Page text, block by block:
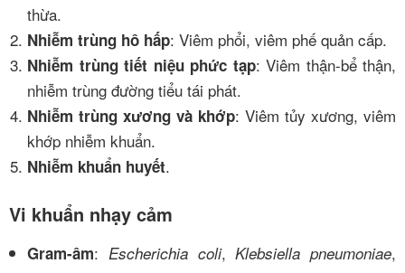
thừa.
Nhiễm trùng hô hấp: Viêm phổi, viêm phế quản cấp.
Nhiễm trùng tiết niệu phức tạp: Viêm thận-bể thận,
nhiễm trùng đường tiểu tái phát.
Nhiễm trùng xương và khớp: Viêm tủy xương, viêm
khớp nhiễm khuẩn.
Nhiễm khuẩn huyết.
Vi khuẩn nhạy cảm
Gram-âm: Escherichia coli,Klebsiella pneumoniae,